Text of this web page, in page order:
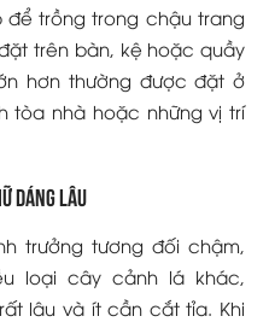
trồng trong chậu trang
trên bàn, kệ hoặc quầy
hơn thường được đặt ở
tòa nhà hoặc những vị trí
dáng lâu
trưởng tương đối chậm,
loại cây cảnh lá khác,
lâu và ít cần cắt tỉa. Khi